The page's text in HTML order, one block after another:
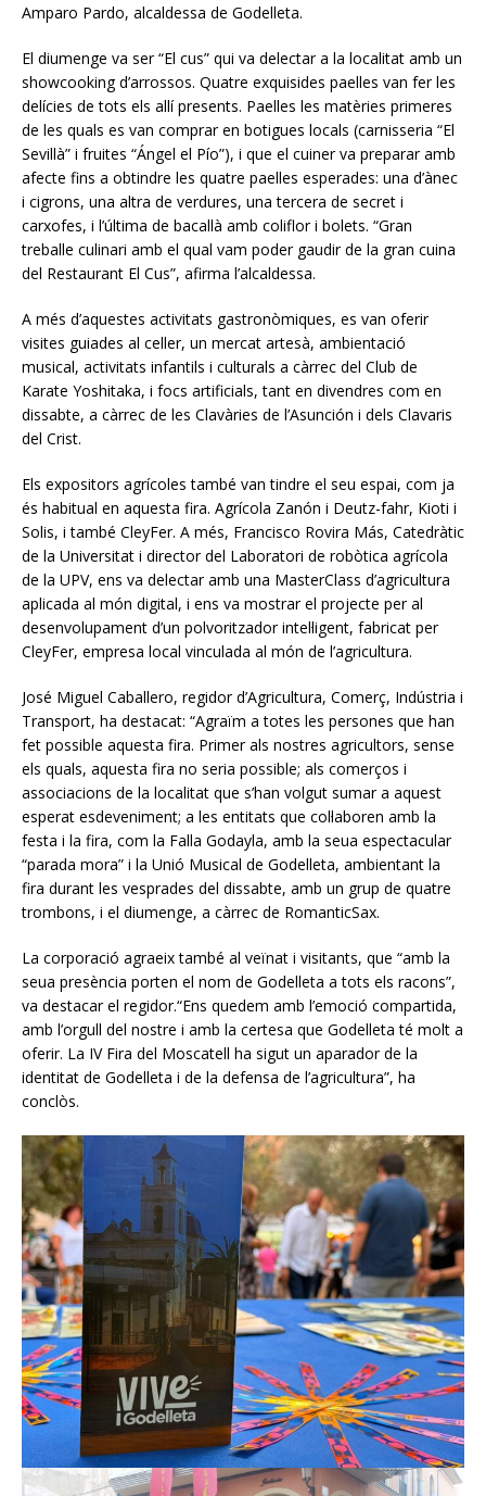
Amparo Pardo, alcaldessa de Godelleta.
El diumenge va ser “El cus” qui va delectar a la localitat amb un
showcooking d’arrossos. Quatre exquisides paelles van fer les
delícies de tots els allí presents. Paelles les matèries primeres
de les quals es van comprar en botigues locals (carnisseria “El
Sevillà” i fruites “Ángel el Pío”), i que el cuiner va preparar amb
afecte fins a obtindre les quatre paelles esperades: una d’ànec
i cigrons, una altra de verdures, una tercera de secret i
carxofes, i l’última de bacallà amb coliflor i bolets. “Gran
treballe culinari amb el qual vam poder gaudir de la gran cuina
del Restaurant El Cus”, afirma l’alcaldessa.
A més d’aquestes activitats gastronòmiques, es van oferir
visites guiades al celler, un mercat artesà, ambientació
musical, activitats infantils i culturals a càrrec del Club de
Karate Yoshitaka, i focs artificials, tant en divendres com en
dissabte, a càrrec de les Clavàries de l’Asunción i dels Clavaris
del Crist.
Els expositors agrícoles també van tindre el seu espai, com ja
és habitual en aquesta fira. Agrícola Zanón i Deutz-fahr, Kioti i
Solis, i també CleyFer. A més, Francisco Rovira Más, Catedràtic
de la Universitat i director del Laboratori de robòtica agrícola
de la UPV, ens va delectar amb una MasterClass d’agricultura
aplicada al món digital, i ens va mostrar el projecte per al
desenvolupament d’un polvoritzador intel·ligent, fabricat per
CleyFer, empresa local vinculada al món de l’agricultura.
José Miguel Caballero, regidor d’Agricultura, Comerç, Indústria i
Transport, ha destacat: “Agraïm a totes les persones que han
fet possible aquesta fira. Primer als nostres agricultors, sense
els quals, aquesta fira no seria possible; als comerços i
associacions de la localitat que s’han volgut sumar a aquest
esperat esdeveniment; a les entitats que col·laboren amb la
festa i la fira, com la Falla Godayla, amb la seua espectacular
“parada mora” i la Unió Musical de Godelleta, ambientant la
fira durant les vesprades del dissabte, amb un grup de quatre
trombons, i el diumenge, a càrrec de RomanticSax.
La corporació agraeix també al veïnat i visitants, que “amb la
seua presència porten el nom de Godelleta a tots els racons”,
va destacar el regidor.“Ens quedem amb l’emoció compartida,
amb l’orgull del nostre i amb la certesa que Godelleta té molt a
oferir. La IV Fira del Moscatell ha sigut un aparador de la
identitat de Godelleta i de la defensa de l’agricultura”, ha
conclòs.